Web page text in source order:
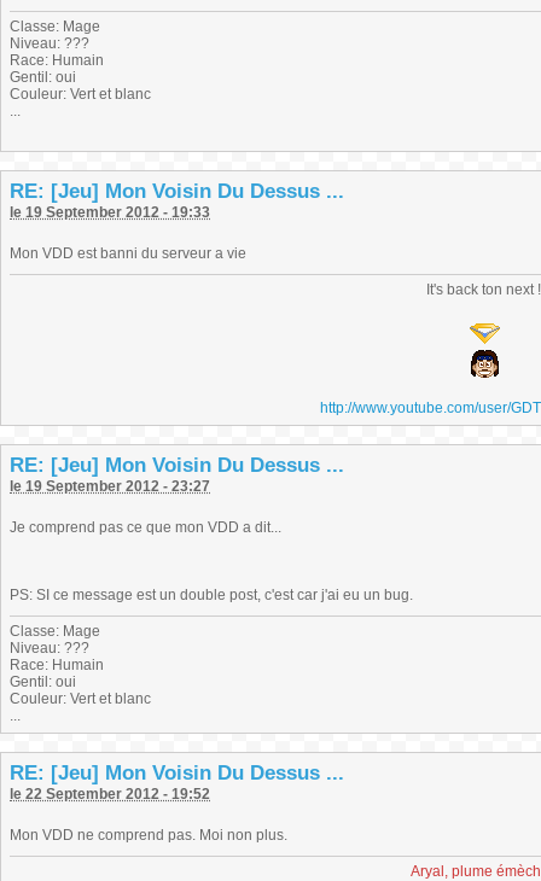
Classe: Mage
Niveau: ???
Race: Humain
Gentil: oui
Couleur: Vert et blanc
...
RE: [Jeu] Mon Voisin Du Dessus ...
le 19 September 2012 - 19:33
Mon VDD est banni du serveur a vie
It's back ton next !
http://www.youtube.com/user/
RE: [Jeu] Mon Voisin Du Dessus ...
le 19 September 2012 - 23:27
Je comprend pas ce que mon VDD a dit...
PS: SI ce message est un double post, c'est car j'ai eu un bug.
Classe: Mage
Niveau: ???
Race: Humain
Gentil: oui
Couleur: Vert et blanc
...
RE: [Jeu] Mon Voisin Du Dessus ...
le 22 September 2012 - 19:52
Mon VDD ne comprend pas. Moi non plus.
Aryal, plume